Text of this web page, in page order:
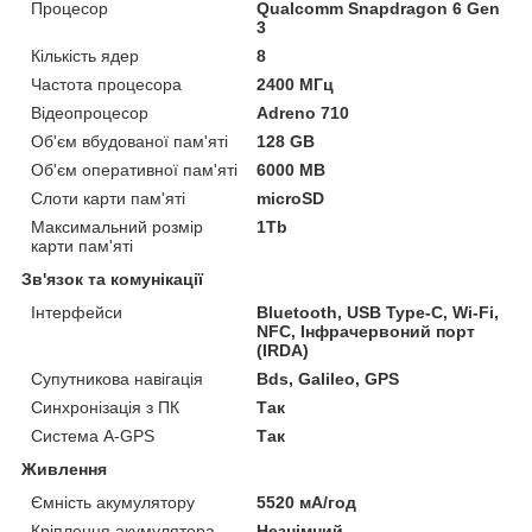
Процесор
Qualcomm Snapdragon 6 Gen
3
Кількість ядер
8
Частота процесора
2400 МГц
Відеопроцесор
Adreno 710
Об'єм вбудованої пам'яті
128 GB
Об'єм оперативної пам'яті
6000 MB
Слоти карти пам'яті
microSD
Максимальний розмір
карти пам'яті
1Tb
Зв'язок та комунікації
Інтерфейси
Bluetooth, USB Type-C, Wi-Fi,
NFC, Інфрачервоний порт
(IRDA)
Супутникова навігація
Bds, Galileo, GPS
Синхронізація з ПК
Так
Система A-GPS
Так
Живлення
Ємність акумулятору
5520 мА/год